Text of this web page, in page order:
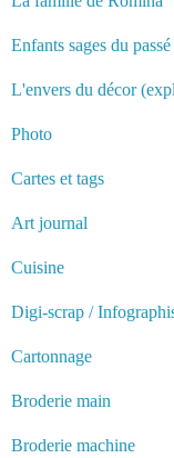
Enfants sages du passé
L'envers du décor
Photo
Cartes et tags
Art journal
Cuisine
Digi-scrap /
Cartonnage
Broderie main
Broderie machine